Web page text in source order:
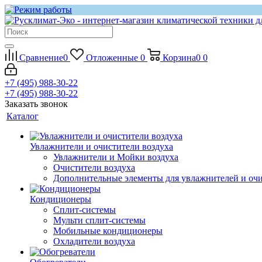
Сравнение0 Отложенные 0 Корзина0 0
+7 (495) 988-30-22
+7 (495) 988-30-22
Заказать звонок
Каталог
Увлажнители и очистители воздуха
Увлажнители и Мойки воздуха
Очистители воздуха
Дополнительные элементы для увлажнителей и
Кондиционеры
Сплит-системы
Мульти сплит-системы
Мобильные кондиционеры
Охладители воздуха